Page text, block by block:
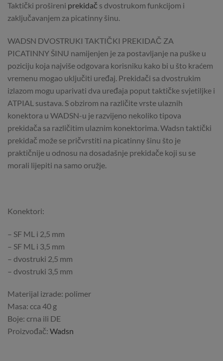
Taktički prošireni prekidač s dvostrukom funkcijom i
zaključavanjem za picatinny šinu.
WADSN DVOSTRUKI TAKTIČKI PREKIDAČ ZA
PICATINNY ŠINU namijenjen je za postavljanje na puške u
poziciju koja najviše odgovara korisniku kako bi u što kraćem
vremenu mogao uključiti uređaj. Prekidači sa dvostrukim
izlazom mogu uparivati dva uređaja poput taktičke svjetiljke i
ATPIAL sustava. S obzirom na različite vrste ulaznih
konektora u WADSN-u je razvijeno nekoliko tipova
prekidača sa različitim ulaznim konektorima. Wadsn taktički
prekidač može se pričvrstiti na picatinny šinu što je
praktičnije u odnosu na dosadašnje prekidače koji su se
morali lijepiti na samo oružje.
Konektori:
– SF ML i 2,5 mm
– SF ML i 3,5 mm
– dvostruki 2,5 mm
– dvostruki 3,5 mm
Materijal izrade: polimer
Masa: cca 40 g
Boje: crna ili DE
Proizvođač: Wadsn